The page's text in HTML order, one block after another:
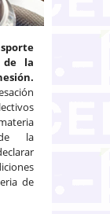
de la
la
de